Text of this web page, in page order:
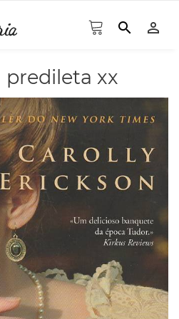
search person_outline
predileta xx